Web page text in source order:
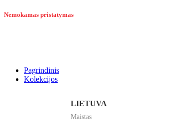
Nemokamas pristatymas
Pagrindinis
Kolekcijos
LIETUVA
Maistas